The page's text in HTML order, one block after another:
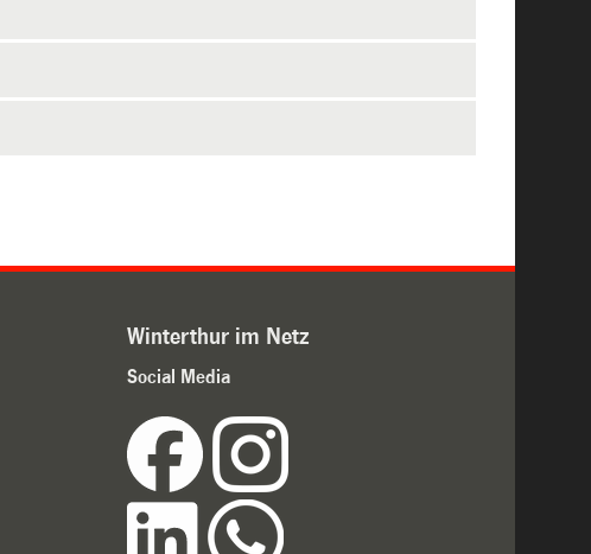
Winterthur im Netz
Social Media